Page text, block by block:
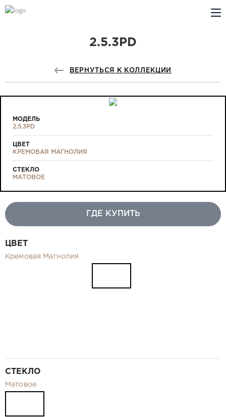
КОМПАНИЯ
PROFILDOORS
Проекты
2.5.3PD
ВЕРНУТЬСЯ К КОЛЛЕКЦИИ
МОДЕЛЬ
2.5.3PD
ЦВЕТ
КРЕМОВАЯ МАГНОЛИЯ
СТЕКЛО
МАТОВОЕ
ГДЕ КУПИТЬ
ЦВЕТ
Кремовая Магнолия
СТЕКЛО
Матовое